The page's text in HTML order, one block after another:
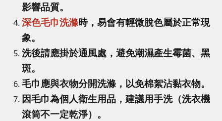
影響品質。
深色毛巾洗滌時，易會有輕微脫色屬於正常現
象。
洗後請應掛於通風處，避免潮濕產生霉菌、黑
斑。
毛巾應與衣物分開洗滌，以免棉絮沾黏衣物。
因毛巾為個人衛生用品，建議用手洗（洗衣機
滾筒不一定乾淨）。